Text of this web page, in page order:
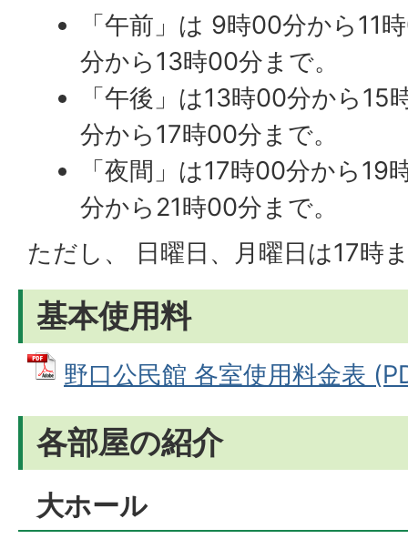
「午前」は 9時00分から11
分から13時00分まで。
「午後」は13時00分から
分から17時00分まで。
「夜間」は17時00分から
分から21時00分まで。
ただし、 日曜日、月曜日は17時
基本使用料
野口公民館 各室使用料金表
各部屋の紹介
大ホール